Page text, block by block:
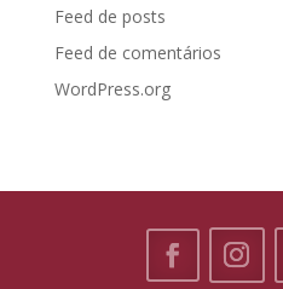
Feed de posts
Feed de comentários
WordPress.org